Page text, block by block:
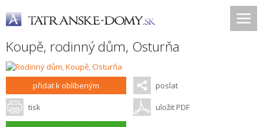
Koupě, rodinný dům, Osturňa
přidat k oblíbeným poslat
tisk uložit PDF